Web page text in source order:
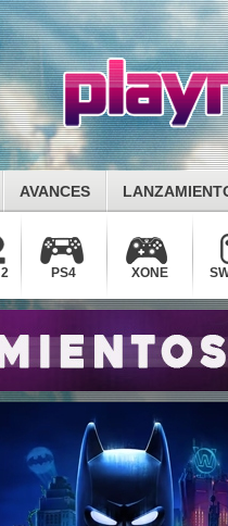
AVANCES
PS4 XONE